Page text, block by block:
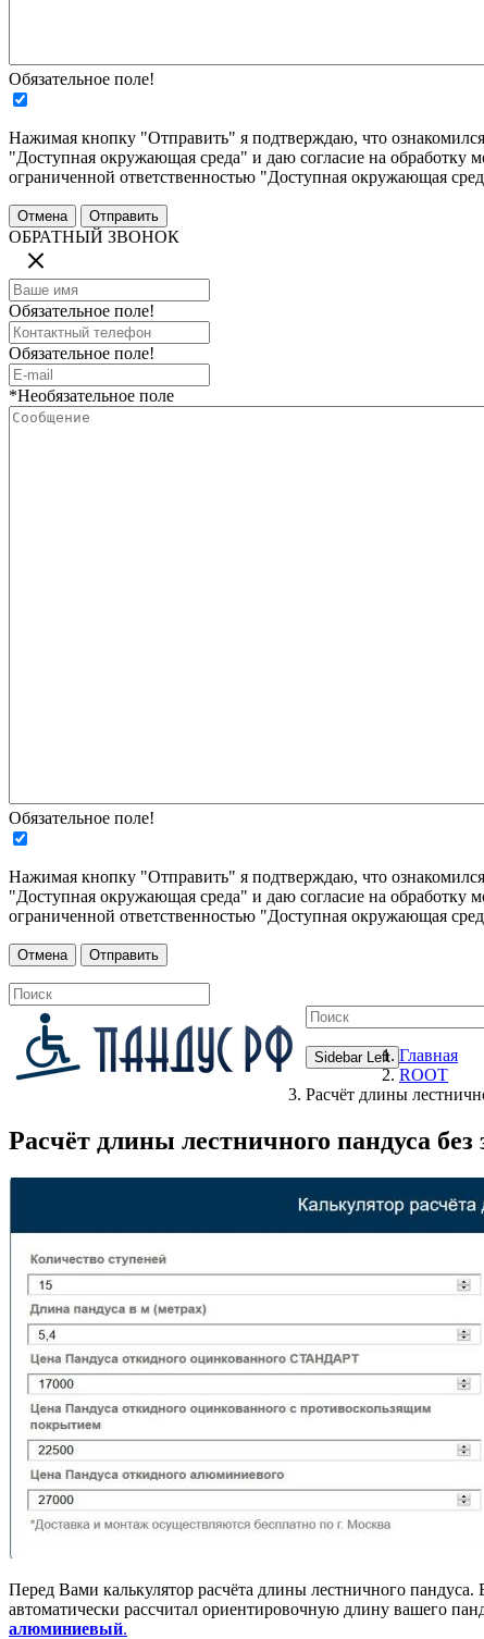
Обязательное поле!
Нажимая кнопку "Отправить" я подтверждаю, что
"Доступная окружающая среда" и даю согласие на обработку
ограниченной ответственностью "Доступная окружающая
ОБРАТНЫЙ ЗВОНОК
Обязательное поле!
Обязательное поле!
*Необязательное поле
Обязательное поле!
Нажимая кнопку "Отправить" я подтверждаю, что
"Доступная окружающая среда" и даю согласие на обработку
ограниченной ответственностью "Доступная окружающая
Sidebar Left Главная
ROOT
Расчёт длины
Расчёт длины лестничного пандуса без
Перед Вами калькулятор расчёта длины лестничного
автоматически рассчитал ориентировочную длину вашего
алюминиевый.